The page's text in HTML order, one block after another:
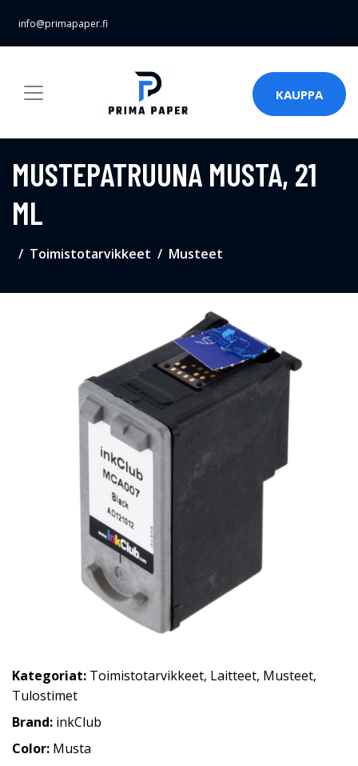
info@primapaper.fi
KAUPPA
MUSTEPATRUUNA MUSTA, 21
ML
Toimistotarvikkeet Musteet
Kategoriat: Toimistotarvikkeet, Laitteet, Musteet,
Tulostimet
Brand: inkClub
Color: Musta